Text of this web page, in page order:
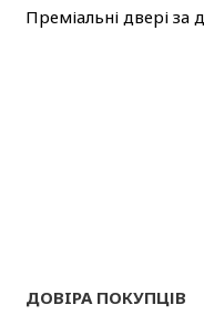
Преміальні двері
ДОВIРА ПОКУПЦІВ